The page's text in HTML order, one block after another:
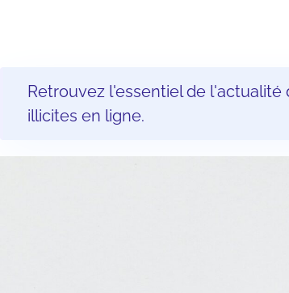
Retrouvez l'essentiel de
illicites en ligne.